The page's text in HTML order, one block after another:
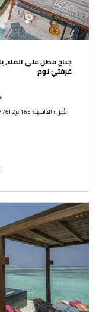
جناح مطل على
غرفتيّ نوم